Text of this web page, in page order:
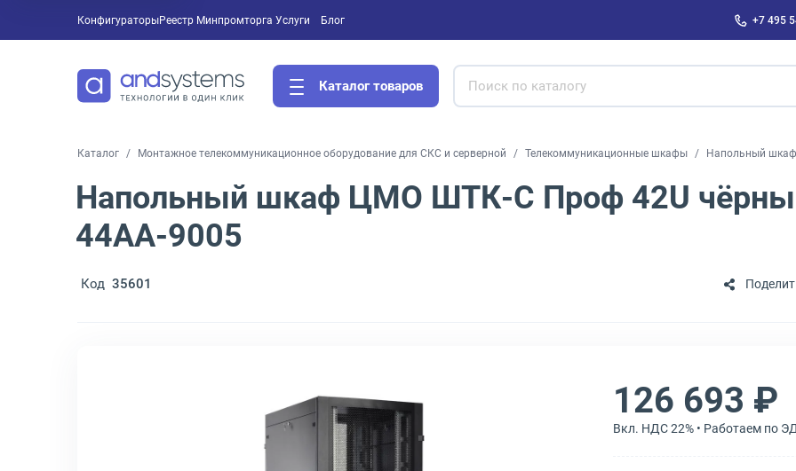
Конфигураторы Услуги
Реестр Минпромторга Блог +7 495
Каталог товаров
Каталог Монтажное телекоммуникационное оборудование для СКС и серверной Телекоммуникационные шкафы Напольный
Напольный шкаф ЦМО ШТК-С Проф 42U
44АА-9005
Код 35601
126 693 ₽
Вкл. НДС 22% • Работаем по